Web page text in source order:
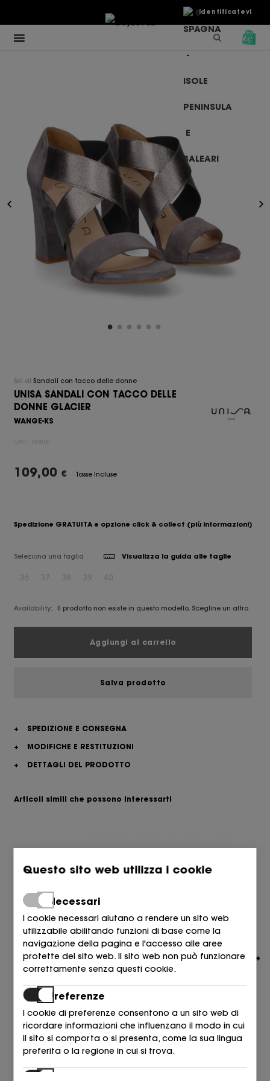
Identificatevi
€
Sei al Sandali con tacco delle donne
UNISA SANDALI CON TACCO DELLE
DONNE GLACIER
WANGE-KS
UPC: 199000
109,00 € Tasse Incluse
Spedizione GRATUITA e opzione click & collect (più informazioni)
Seleziona una taglia Visualizza la guida alle taglie
Availability: Il prodotto non esiste in questo modello. Scegline un altro.
Aggiungi al carrello
Salva prodotto
+
SPEDIZIONE E CONSEGNA
+
MODIFICHE E RESTITUZIONI
+
DETTAGLI DEL PRODOTTO
Articoli simili che possono interessarti
UNISA
CARMELITA PIEL BEIGE Pralina
119,90€
Questo sito web utilizza i cookie
Necessari
I cookie necessari aiutano a rendere un sito web
utilizzabile abilitando funzioni di base come la
navigazione della pagina e l'accesso alle aree
protette del sito web. Il sito web non può funzionare
correttamente senza questi cookie.
Preferenze
I cookie di preferenze consentono a un sito web di
ricordare informazioni che influenzano il modo in cui
il sito si comporta o si presenta, come la sua lingua
preferita o la regione in cui si trova.